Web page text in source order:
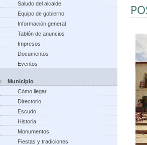
Saludo del alcalde
Equipo de gobierno
Información general
Tablón de anuncios
Impresos
Documentos
Eventos
Municipio
Cómo llegar
Directorio
Escudo
Historia
Monumentos
Fiestas y tradiciones